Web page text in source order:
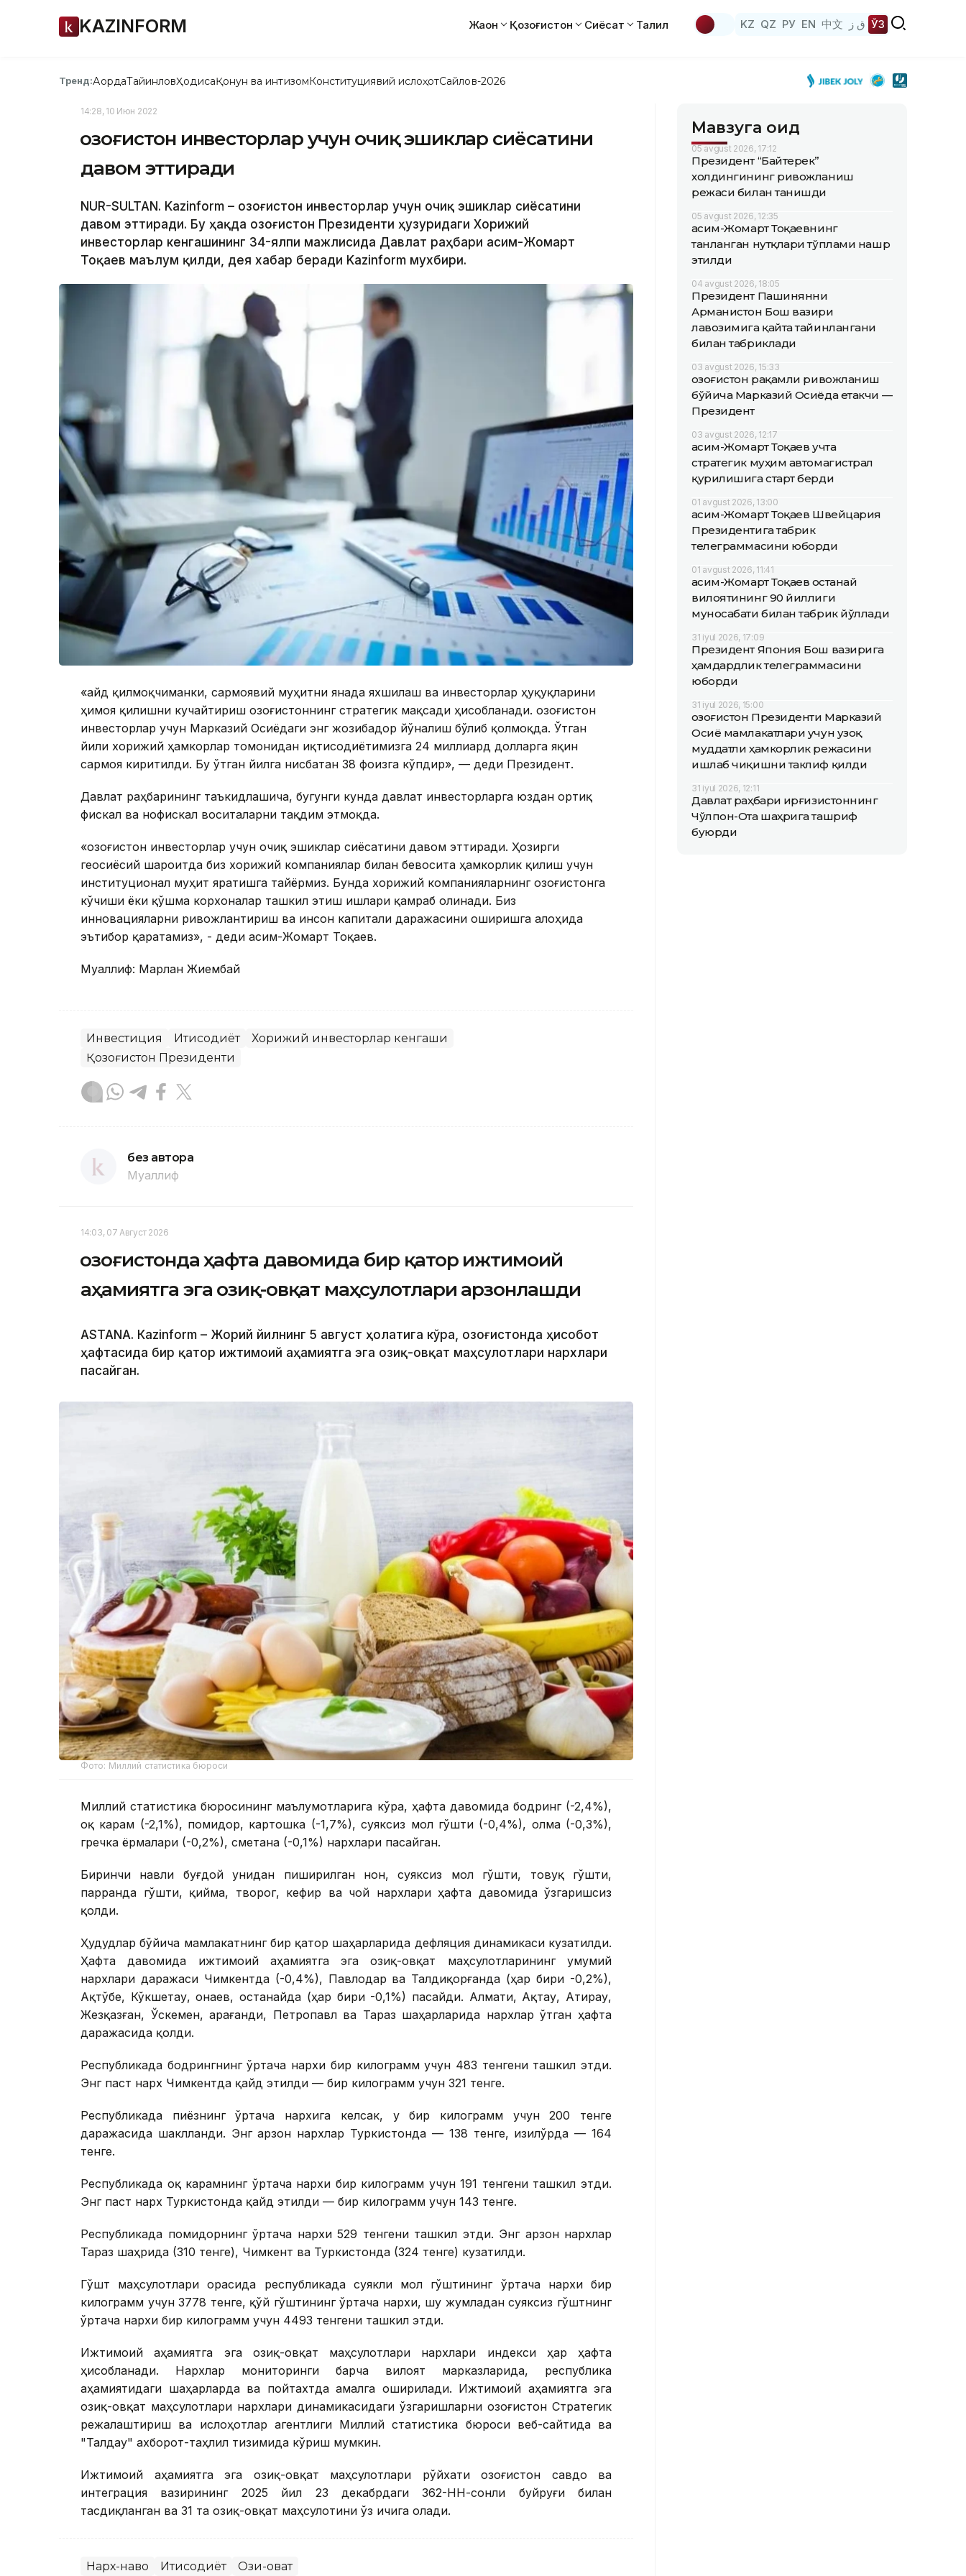
KAZINFORM Жаҳон Қозоғистон Сиёсат Таҳлил KZ QZ РУ EN 中文 ق ز ЎЗ
Тренд:АқордаТайинловҲодисаҚонун ва интизомКонституциявий ислоҳотСайлов-2026
14:28, 10 Июн 2022
Қозоғистон инвесторлар учун очиқ эшиклар сиёсатини
давом эттиради
NUR-SULTAN. Kazinform – Қозоғистон инвесторлар учун очиқ эшиклар сиёсатини
давом эттиради. Бу ҳақда Қозоғистон Президенти ҳузуридаги Хорижий
инвесторлар кенгашининг 34-ялпи мажлисида Давлат раҳбари Қасим-Жомарт
Тоқаев маълум қилди, дея хабар беради Kazinform мухбири.
«Қайд қилмоқчиманки, сармоявий муҳитни янада яхшилаш ва инвесторлар ҳуқуқларини
ҳимоя қилишни кучайтириш Қозоғистоннинг стратегик мақсади ҳисобланади. Қозоғистон
инвесторлар учун Марказий Осиёдаги энг жозибадор йўналиш бўлиб қолмоқда. Ўтган
йили хорижий ҳамкорлар томонидан иқтисодиётимизга 24 миллиард долларга яқин
сармоя киритилди. Бу ўтган йилга нисбатан 38 фоизга кўпдир», — деди Президент.
Давлат раҳбарининг таъкидлашича, бугунги кунда давлат инвесторларга юздан ортиқ
фискал ва нофискал воситаларни тақдим этмоқда.
«Қозоғистон инвесторлар учун очиқ эшиклар сиёсатини давом эттиради. Ҳозирги
геосиёсий шароитда биз хорижий компаниялар билан бевосита ҳамкорлик қилиш учун
институционал муҳит яратишга тайёрмиз. Бунда хорижий компанияларнинг Қозоғистонга
кўчиши ёки қўшма корхоналар ташкил этиш ишлари қамраб олинади. Биз
инновацияларни ривожлантириш ва инсон капитали даражасини оширишга алоҳида
эътибор қаратамиз», - деди Қасим-Жомарт Тоқаев.
Муаллиф: Марлан Жиембай
Инвестиция Иқтисодиёт
Хорижий инвесторлар кенгаши
Қозоғистон Президенти
без автора
Муаллиф
14:03, 07 Август 2026
Қозоғистонда ҳафта давомида бир қатор ижтимоий
аҳамиятга эга озиқ-овқат маҳсулотлари арзонлашди
ASTANА. Кazinform – Жорий йилнинг 5 август ҳолатига кўра, Қозоғистонда ҳисобот
ҳафтасида бир қатор ижтимоий аҳамиятга эга озиқ-овқат маҳсулотлари нархлари
пасайган.
Фото: Миллий статистика бюроси
Миллий статистика бюросининг маълумотларига кўра, ҳафта давомида бодринг (-2,4%),
оқ карам (-2,1%), помидор, картошка (-1,7%), суяксиз мол гўшти (-0,4%), олма (-0,3%),
гречка ёрмалари (-0,2%), сметана (-0,1%) нархлари пасайган.
Биринчи навли буғдой унидан пиширилган нон, суяксиз мол гўшти, товуқ гўшти,
парранда гўшти, қийма, творог, кефир ва чой нархлари ҳафта давомида ўзгаришсиз
қолди.
Ҳудудлар бўйича мамлакатнинг бир қатор шаҳарларида дефляция динамикаси кузатилди.
Ҳафта давомида ижтимоий аҳамиятга эга озиқ-овқат маҳсулотларининг умумий
нархлари даражаси Чимкентда (-0,4%), Павлодар ва Талдиқорғанда (ҳар бири -0,2%),
Ақтўбе, Кўкшетау, Қонаев, Қостанайда (ҳар бири -0,1%) пасайди. Алмати, Ақтау, Атирау,
Жезқазған, Ўскемен, Қарағанди, Петропавл ва Тараз шаҳарларида нархлар ўтган ҳафта
даражасида қолди.
Республикада бодрингнинг ўртача нархи бир килограмм учун 483 тенгени ташкил этди.
Энг паст нарх Чимкентда қайд этилди — бир килограмм учун 321 тенге.
Республикада пиёзнинг ўртача нархига келсак, у бир килограмм учун 200 тенге
даражасида шаклланди. Энг арзон нархлар Туркистонда — 138 тенге, Қизилўрда — 164
тенге.
Республикада оқ карамнинг ўртача нархи бир килограмм учун 191 тенгени ташкил этди.
Энг паст нарх Туркистонда қайд этилди — бир килограмм учун 143 тенге.
Республикада помидорнинг ўртача нархи 529 тенгени ташкил этди. Энг арзон нархлар
Тараз шаҳрида (310 тенге), Чимкент ва Туркистонда (324 тенге) кузатилди.
Гўшт маҳсулотлари орасида республикада суякли мол гўштининг ўртача нархи бир
килограмм учун 3778 тенге, қўй гўштининг ўртача нархи, шу жумладан суяксиз гўштнинг
ўртача нархи бир килограмм учун 4493 тенгени ташкил этди.
Ижтимоий аҳамиятга эга озиқ-овқат маҳсулотлари нархлари индекси ҳар ҳафта
ҳисобланади. Нархлар мониторинги барча вилоят марказларида, республика
аҳамиятидаги шаҳарларда ва пойтахтда амалга оширилади. Ижтимоий аҳамиятга эга
озиқ-овқат маҳсулотлари нархлари динамикасидаги ўзгаришларни Қозоғистон Стратегик
режалаштириш ва ислоҳотлар агентлиги Миллий статистика бюроси веб-сайтида ва
"Талдау" ахборот-таҳлил тизимида кўриш мумкин.
Ижтимоий аҳамиятга эга озиқ-овқат маҳсулотлари рўйхати Қозоғистон савдо ва
интеграция вазирининг 2025 йил 23 декабрдаги 362-НН-сонли буйруғи билан
тасдиқланган ва 31 та озиқ-овқат маҳсулотини ўз ичига олади.
Нарх-наво Иқтисодиёт Озиқ-овқат
Мавзуга оид
05 avgust 2026, 17:12
Президент “Байтерек”
холдингининг ривожланиш
режаси билан танишди
05 avgust 2026, 12:35
Қасим-Жомарт Тоқаевнинг
танланган нутқлари тўплами нашр
этилди
04 avgust 2026, 18:05
Президент Пашинянни
Арманистон Бош вазири
лавозимига қайта тайинлангани
билан табриклади
03 avgust 2026, 15:33
Қозоғистон рақамли ривожланиш
бўйича Марказий Осиёда етакчи —
Президент
03 avgust 2026, 12:17
Қасим-Жомарт Тоқаев учта
стратегик муҳим автомагистрал
қурилишига старт берди
01 avgust 2026, 13:00
Қасим-Жомарт Тоқаев Швейцария
Президентига табрик
телеграммасини юборди
01 avgust 2026, 11:41
Қасим-Жомарт Тоқаев Қостанай
вилоятининг 90 йиллиги
муносабати билан табрик йўллади
31 iyul 2026, 17:09
Президент Япония Бош вазирига
ҳамдардлик телеграммасини
юборди
31 iyul 2026, 15:00
Қозоғистон Президенти Марказий
Осиё мамлакатлари учун узоқ
муддатли ҳамкорлик режасини
ишлаб чиқишни таклиф қилди
31 iyul 2026, 12:11
Давлат раҳбари Қирғизистоннинг
Чўлпон-Ота шаҳрига ташриф
буюрди